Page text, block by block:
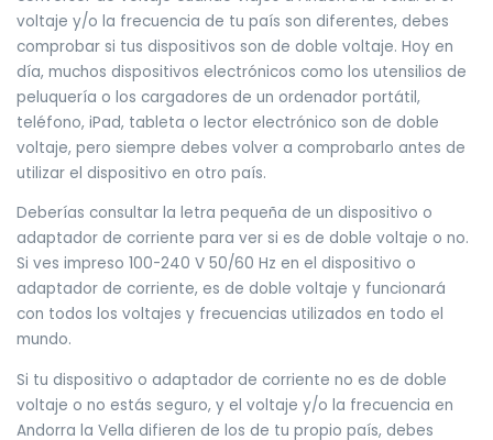
voltaje y/o la frecuencia de tu país son diferentes, debes
comprobar si tus dispositivos son de doble voltaje. Hoy en
día, muchos dispositivos electrónicos como los utensilios de
peluquería o los cargadores de un ordenador portátil,
teléfono, iPad, tableta o lector electrónico son de doble
voltaje, pero siempre debes volver a comprobarlo antes de
utilizar el dispositivo en otro país.
Deberías consultar la letra pequeña de un dispositivo o
adaptador de corriente para ver si es de doble voltaje o no.
Si ves impreso 100-240 V 50/60 Hz en el dispositivo o
adaptador de corriente, es de doble voltaje y funcionará
con todos los voltajes y frecuencias utilizados en todo el
mundo.
Si tu dispositivo o adaptador de corriente no es de doble
voltaje o no estás seguro, y el voltaje y/o la frecuencia en
Andorra la Vella difieren de los de tu propio país, debes